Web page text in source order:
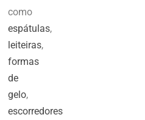
como
espátulas,
leiteiras,
formas
de
gelo,
escorredores